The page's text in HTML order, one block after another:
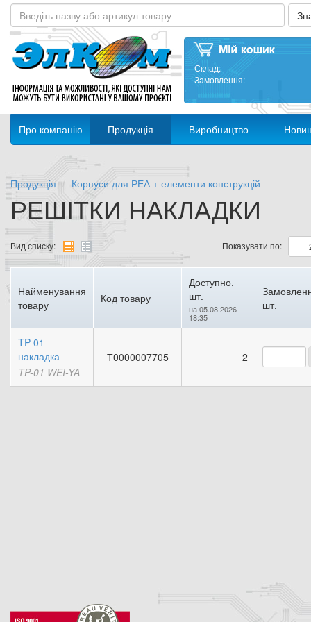
Склад:–
Замовлення:–
Про компанію Продукція Виробництво
Продукція Корпуси для РЕА + елементи конструкцій
РЕШІТКИ НАКЛАДКИ
Вид списку: Показувати по:
Найменування
товару
Код товару
Доступно,
шт.
на 05.08.2026
18:35
шт.
TP-01
накладка
TP-01 WEI-YA
Т0000007705 2